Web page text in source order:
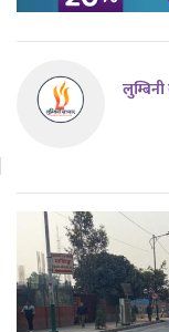
लुम्बिनी